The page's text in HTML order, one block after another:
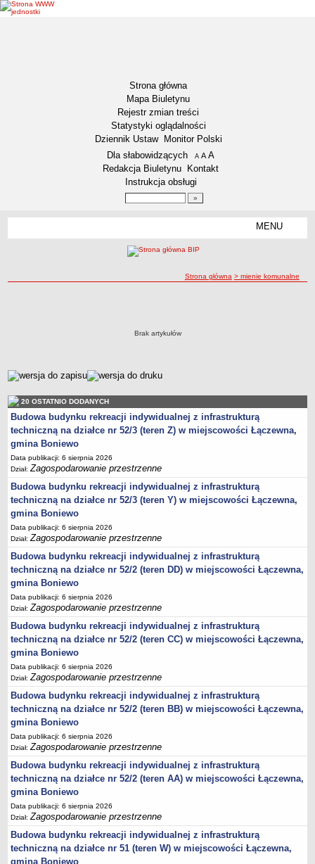
Strona główna
Mapa Biuletynu
Rejestr zmian treści
Statystyki oglądalności
Dziennik Ustaw
Monitor Polski
Menu dodatkowe
Dla słabowidzących A pomniejsz czcionkę
A standardowy rozmiar czcionki
A
Redakcja Biuletynu
Kontakt
Instrukcja obsługi
MENU
Miejscowy Plan Zagospodarowania Przestrzennego wybranych
terenów Gminy Boniewo
System Informacji Przestrzennej e-mapa
petycje
ponowne wykorzystywanie
pomoc prawna
Punkt potwierdzania profilu zaufanego
Porozumienia
Infromacje w zakresie preferencyjnego paliwa stałego
ocena jakości wody
WŁADZE I STRUKTURA
Rada gminy
Urząd gminy
Wójt
Jednostki organizacyjne
jednostki pomocnicze /sołectwa Gminy Boniewo/
Gminne Instytucje Kultury
Nabór pracowników na stanowiska pracy
Deklaracja dostępności strony internetowej Urzędu Gminy Boniewo
RODO
REJESTRY
Rejestry i ewidencje
Rejestr działalności regulowanej
Ewidencja udzielonych i cofniętych zezwoleń na prowadzenie
Zbiorowego Zaopatrzenia w Wodę i Zbiorowego Odprowadzania
Ścieków
Rejestr Instytucji Kultury
Zestawienie przedsiębiorców w zakresie opróżniania zbiorników
ścieżka nawigacji
Strona główna > mienie komunalne
Brak artykułów
metryczka
20 OSTATNIO DODANYCH
Budowa budynku rekreacji indywidualnej z infrastrukturą
techniczną na działce nr 52/3 (teren Z) w miejscowości Łączewna,
gmina Boniewo
Data publikacji: 6 sierpnia 2026
Dział:Zagospodarowanie przestrzenne
Budowa budynku rekreacji indywidualnej z infrastrukturą
techniczną na działce nr 52/3 (teren Y) w miejscowości Łączewna,
gmina Boniewo
Data publikacji: 6 sierpnia 2026
Dział:Zagospodarowanie przestrzenne
Budowa budynku rekreacji indywidualnej z infrastrukturą
techniczną na działce nr 52/2 (teren DD) w miejscowości Łączewna,
gmina Boniewo
Data publikacji: 6 sierpnia 2026
Dział:Zagospodarowanie przestrzenne
Budowa budynku rekreacji indywidualnej z infrastrukturą
techniczną na działce nr 52/2 (teren CC) w miejscowości Łączewna,
gmina Boniewo
Data publikacji: 6 sierpnia 2026
Dział:Zagospodarowanie przestrzenne
Budowa budynku rekreacji indywidualnej z infrastrukturą
techniczną na działce nr 52/2 (teren BB) w miejscowości Łączewna,
gmina Boniewo
Data publikacji: 6 sierpnia 2026
Dział:Zagospodarowanie przestrzenne
Budowa budynku rekreacji indywidualnej z infrastrukturą
techniczną na działce nr 52/2 (teren AA) w miejscowości Łączewna,
gmina Boniewo
Data publikacji: 6 sierpnia 2026
Dział:Zagospodarowanie przestrzenne
Budowa budynku rekreacji indywidualnej z infrastrukturą
techniczną na działce nr 51 (teren W) w miejscowości Łączewna,
gmina Boniewo